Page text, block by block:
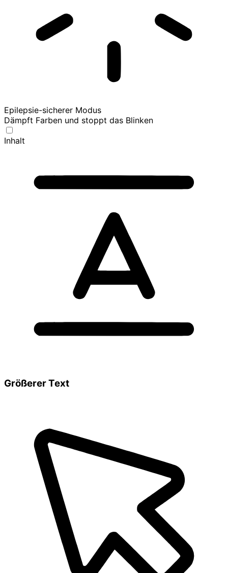
Epilepsie-sicherer Modus
Dämpft Farben und stoppt das Blinken
Inhalt
Größerer Text